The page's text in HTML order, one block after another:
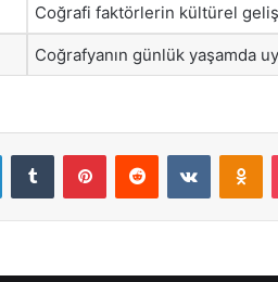
Coğrafi faktörlerin kültürel
Coğrafyanın günlük yaşamda
LinkedInTumblr PinterestReddit VKontakte